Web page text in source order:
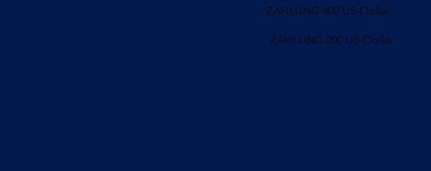
ZAHLUNG 400 US-Dollar
ZAHLUNG 200 US-Dollar